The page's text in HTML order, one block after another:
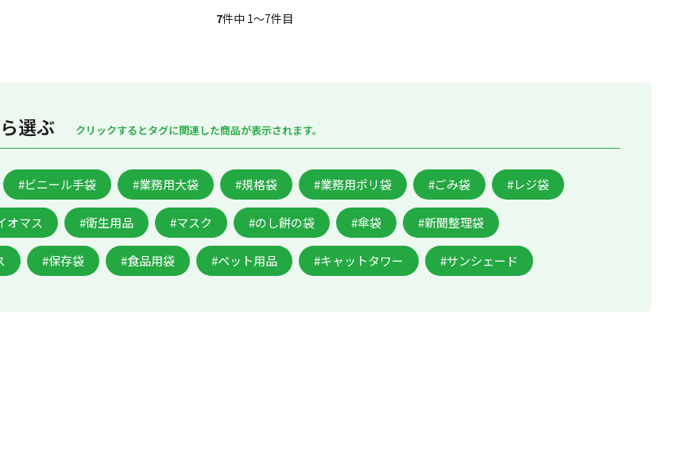
7件中 1〜7件目
選ぶ クリックするとタグに関連した商品が表示されます。
#ビニール手袋 #業務用大袋 #規格袋 #業務用ポリ袋 #ごみ袋 #レジ袋
オマス #衛生用品 #マスク #のし餅の袋 #傘袋 #新聞整理袋
#保存袋 #食品用袋 #ペット用品 #キャットタワー #サンシェード